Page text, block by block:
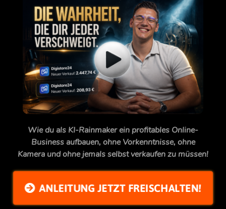
Wie du als KI-Rainmaker ein profitables Online-
Business aufbauen, ohne Vorkenntnisse, ohne
Kamera und ohne jemals selbst verkaufen zu müssen!
ANLEITUNG JETZT FREISCHALTEN!